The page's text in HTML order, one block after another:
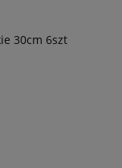
30cm 6szt